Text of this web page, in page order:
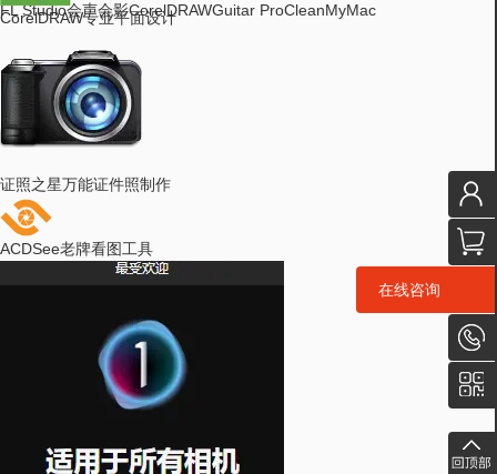
FL Studio会声会影CorelDRAWGuitar ProCleanMyMac
CorelDRAW专业平面设计
证照之星万能证件照制作
ACDSee老牌看图工具
在线咨询
在线咨询